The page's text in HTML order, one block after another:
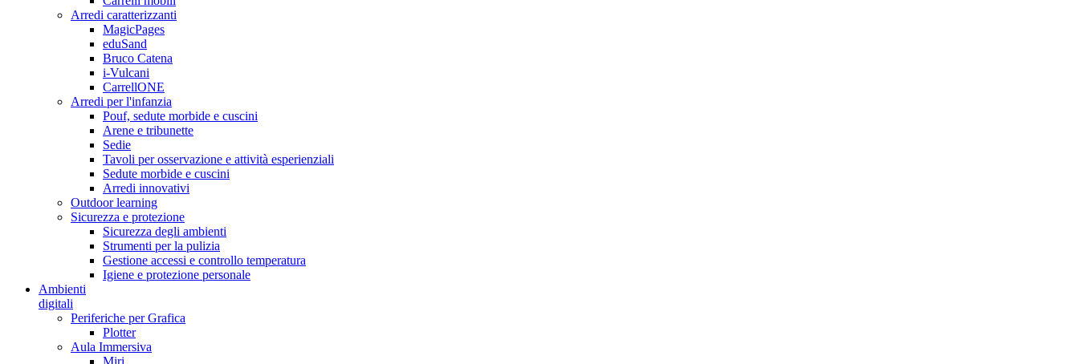
Arredi caratterizzanti
MagicPages
eduSand
Bruco Catena
i-Vulcani
CarrellONE
Arredi per l'infanzia
Pouf, sedute morbide e cuscini
Arene e tribunette
Sedie
Tavoli per osservazione e attività esperienziali
Sedute morbide e cuscini
Arredi innovativi
Outdoor learning
Sicurezza e protezione
Sicurezza degli ambienti
Strumenti per la pulizia
Gestione accessi e controllo temperatura
Igiene e protezione personale
Ambienti
digitali
Periferiche per Grafica
Plotter
Aula Immersiva
Miri